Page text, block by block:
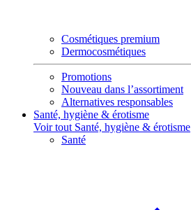
Cosmétiques premium
Dermocosmétiques
Promotions
Nouveau dans l’assortiment
Alternatives responsables
Santé, hygiène & érotisme
Voir tout Santé, hygiène & érotisme
Santé